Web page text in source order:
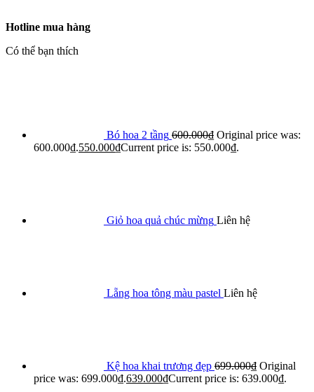
Hotline mua hàng
Có thể bạn thích
Bó hoa 2 tầng 600.000₫ Original price was:
600.000₫.550.000₫Current price is: 550.000₫.
Giỏ hoa quả chúc mừng Liên hệ
Lẵng hoa tông màu pastel Liên hệ
Kệ hoa khai trương đẹp 699.000₫ Original
price was: 699.000₫.639.000₫Current price is: 639.000₫.